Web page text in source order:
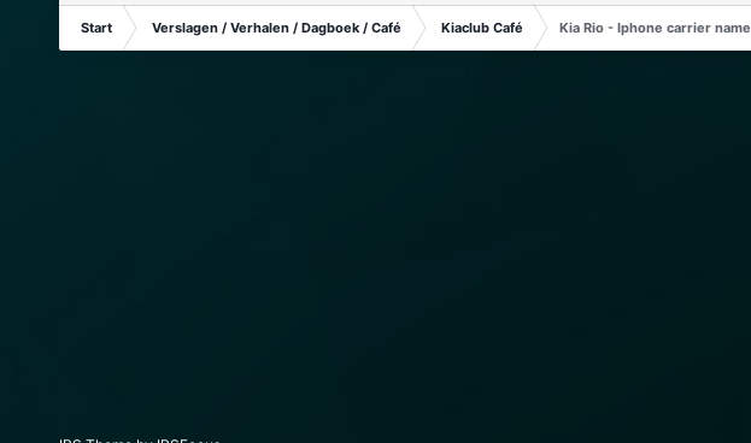
Start Verslagen / Verhalen / Dagboek / Café Kiaclub Café Kia Rio - Iphone carrier name